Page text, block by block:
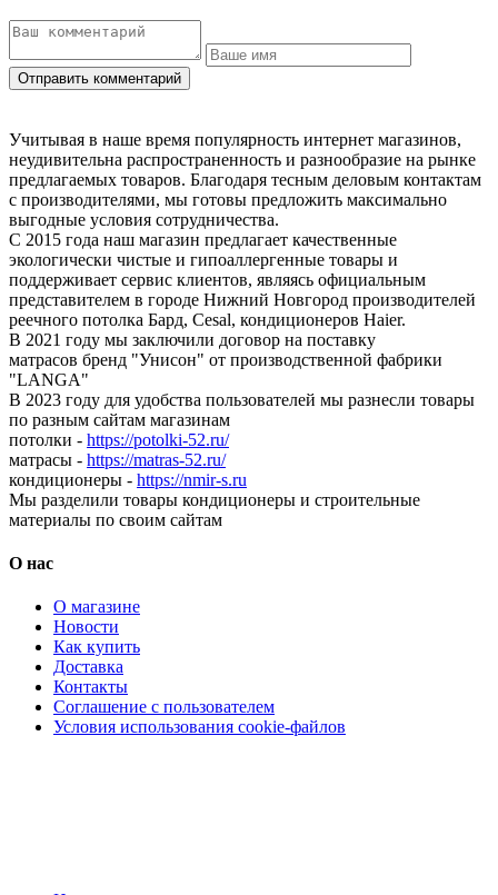
Учитывая в наше время популярность интернет магазинов,
неудивительна распространенность и разнообразие на рынке
предлагаемых товаров. Благодаря тесным деловым контактам
с производителями, мы готовы предложить максимально
выгодные условия сотрудничества.
С 2015 года наш магазин предлагает качественные
экологически чистые и гипоаллергенные товары и
поддерживает сервис клиентов, являясь официальным
представителем в городе Нижний Новгород производителей
реечного потолка Бард, Cesal, кондиционеров Haier.
В 2021 году мы заключили договор на поставку
матрасов бренд "Унисон" от производственной фабрики
"LANGA"
В 2023 году для удобства пользователей мы разнесли товары
по разным сайтам магазинам
потолки - https://potolki-52.ru/
матрасы - https://matras-52.ru/
кондиционеры - https://nmir-s.ru
Мы разделили товары кондиционеры и строительные
материалы по своим сайтам
О нас
О магазине
Новости
Как купить
Доставка
Контакты
Соглашение с пользователем
Условия использования cookie-файлов